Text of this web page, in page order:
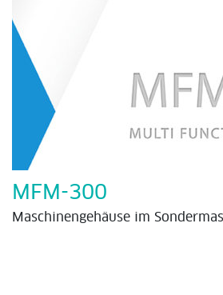
MFM-300
Maschinengehäuse im